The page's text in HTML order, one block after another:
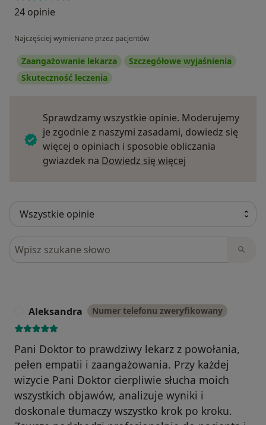
24 opinie
Najczęściej wymieniane przez pacjentów
Zaangażowanie lekarza
Szczegółowe wyjaśnienia
Skuteczność leczenia
Sprawdzamy wszystkie opinie. Moderujemy
je zgodnie z naszymi zasadami, dowiedz się
więcej o opiniach i sposobie obliczania
gwiazdek na Dowiedz się więcej
Szukaj w opiniach
Aleksandra Numer telefonu zweryfikowany
Pani Doktor to prawdziwy lekarz z powołania,
pełen empatii i zaangażowania. Przy każdej
wizycie Pani Doktor cierpliwie słucha moich
wszystkich objawów, analizuje wyniki i
doskonale tłumaczy wszystko krok po kroku.